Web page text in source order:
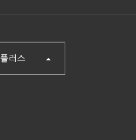
신문